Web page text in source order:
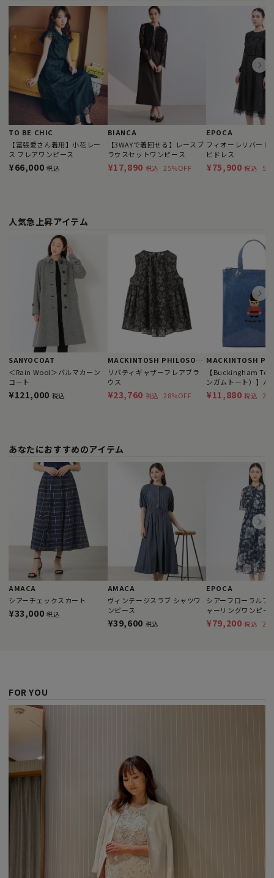
TO BE CHIC
【冨張愛さん着用】小花レー
ス フレアワンピース
¥66,000 税込
BIANCA
【3WAYで着回せる】レースブ
ラウスセットワンピース
¥17,890 税込 25%OFF
EPOCA
フィオーレリバーレ
ビドレス
¥75,900 税込
人気急上昇アイテム
SANYOCOAT
＜Rain Wool＞バルマカーン
コート
¥121,000 税込
MACKINTOSH PHILOSOPHY
リバティギャザーフレアブラ
ウス
¥23,760 税込 28%OFF
【Buckingham
ンガムトート）】バ
ムベア
¥11,880 税込
あなたにおすすめのアイテム
AMACA
シアーチェックスカート
¥33,000 税込
AMACA
ヴィンテージスラブ シャツワ
ンピース
¥39,600 税込
EPOCA
シアーフローラルプ
ャーリングワンピー
¥79,200 税込
FOR YOU